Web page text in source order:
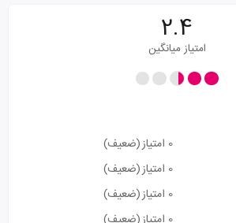
2.4
امتیاز میانگین
0 امتیاز
(ضعیف)
0 امتیاز
(ضعیف)
0 امتیاز
(ضعیف)